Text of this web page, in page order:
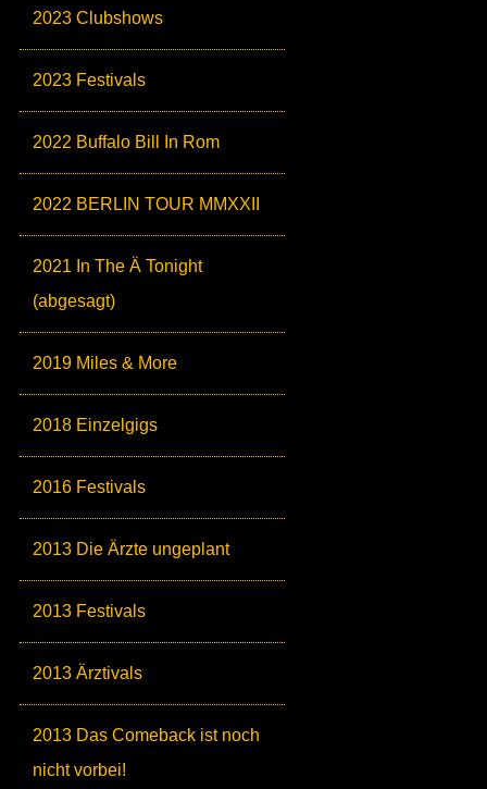
2023 Clubshows
2023 Festivals
2022 Buffalo Bill In Rom
2022 BERLIN TOUR MMXXII
2021 In The Ä Tonight
(abgesagt)
2019 Miles & More
2018 Einzelgigs
2016 Festivals
2013 Die Ärzte ungeplant
2013 Festivals
2013 Ärztivals
2013 Das Comeback ist noch
nicht vorbei!